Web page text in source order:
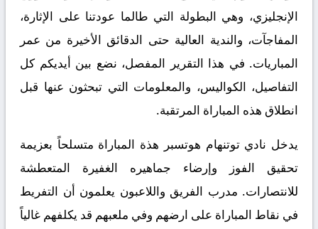
الإنجليزي، وهي البطولة التي طالما عودتنا على الإثارة،
المفاجآت، والندية العالية حتى الدقائق الأخيرة من عمر
المباريات. في هذا التقرير المفصل، نضع بين أيديكم كل
التفاصيل، الكواليس، والمعلومات التي تبحثون عنها قبل
انطلاق هذه المباراة المرتقبة.
يدخل نادي توتنهام هوتسبر هذة المباراة متسلحاً بعزيمة
تحقيق الفوز وإرضاء جماهيره الغفيرة المتعطشة
للانتصارات. مدرب الفريق واللاعبون يعلمون أن التفريط
في نقاط المباراة على ارضهم وفي ملعبهم قد يكلفهم غالياً